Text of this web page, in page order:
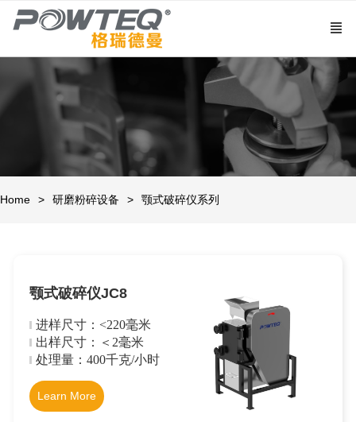
Home 研磨粉碎设备 颚式破碎仪系列
颚式破碎仪JC8
进样尺寸：<220毫米
出样尺寸：＜2毫米
处理量：400千克/小时
Learn More